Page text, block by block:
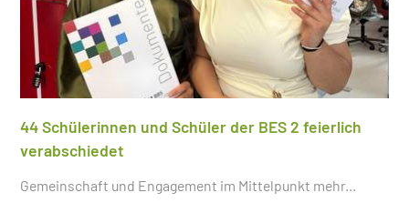
44 Schülerinnen und Schüler der BES 2 feierlich
verabschiedet
Gemeinschaft und Engagement im Mittelpunkt mehr...